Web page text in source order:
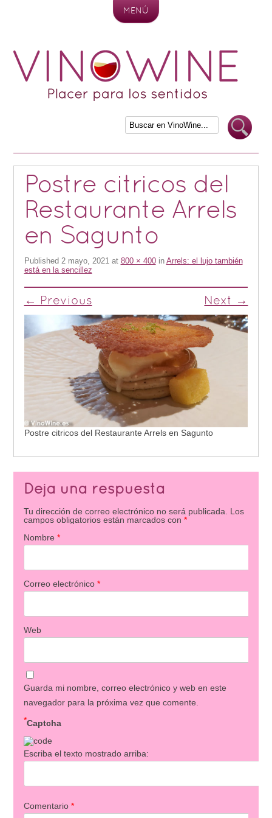
MENÚ
Postre citricos del
Restaurante Arrels
en Sagunto
Published 2 mayo, 2021at 800 × 400in Arrels: el lujo también
está en la sencillez
← Previous Next →
Postre citricos del Restaurante Arrels en Sagunto
Deja una respuesta
Tu dirección de correo electrónico no será publicada.
Los
campos obligatorios están marcados con *
Nombre *
Correo electrónico *
Web
Guarda mi nombre, correo electrónico y web en este
navegador para la próxima vez que comente.
Captcha
*
Escriba el texto mostrado arriba:
Comentario *